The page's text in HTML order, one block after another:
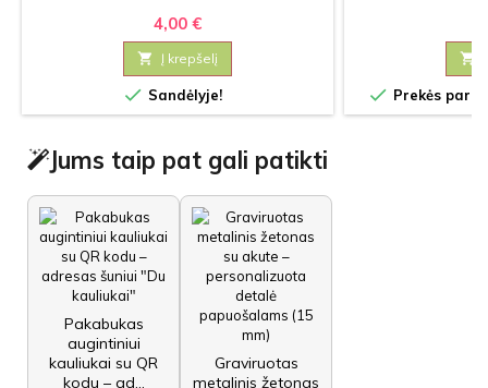
4,00 €
 Į krepšelį
 Sandėlyje!

 Prekės
Jums taip pat gali patikti
Pakabukas
augintiniui
kauliukai su QR
kodu – ad...
Graviruotas
metalinis žetonas